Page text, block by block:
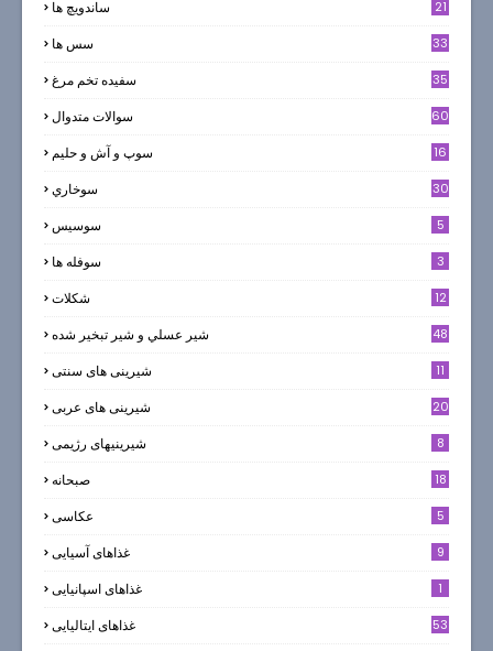
ساندویچ ها 21
سس ها 33
سفيده تخم مرغ 35
سوالات متدوال 60
سوپ و آش و حليم 16
سوخاري 30
سوسيس 5
سوفله ها 3
شکلات
12
شير عسلي و شير تبخير شده 48
شیرینی های سنتی 11
شیرینی های عربی 20
شیرینیهای رژیمی 8
صبحانه 18
عکاسی 5
غذاهای آسیایی 9
غذاهای اسپانیایی 1
غذاهای ایتالیایی 53